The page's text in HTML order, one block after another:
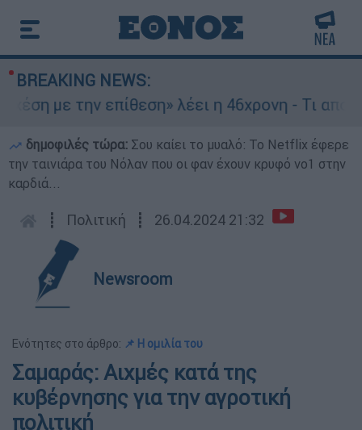
BREAKING NEWS:
επίθεση» λέει η 46χρονη - Τι αποκάλυψε
δημοφιλές τώρα: Σου καίει το μυαλό: Το Netflix έφερε
την ταινιάρα του Νόλαν που οι φαν έχουν κρυφό νο1 στην
καρδιά...
┋ Πολιτική ┋ 26.04.2024 21:32
Newsroom
Ενότητες στο άρθρο: 📌 Η ομιλία του
Σαμαράς: Αιχμές κατά της
κυβέρνησης για την αγροτική
πολιτική